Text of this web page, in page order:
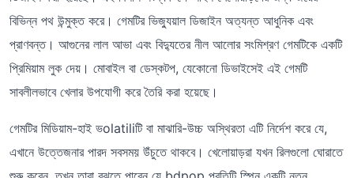
বিভিন্ন পথ উন্মুক্ত করে। গেমটির ভিজ্যুয়াল ডিজাইন অত্যন্ত আধুনিক এবং
প্রাণবন্ত। আগুনের লাল আভা এবং বিদ্যুতের নীল আলোর সংমিশ্রণ গেমটিকে একটি
প্রিমিয়াম লুক দেয়। মোবাইল বা ডেস্কটপ, যেকোনো ডিভাইসেই এই গেমটি
সাবলীলভাবে খেলার উপযোগী করে তৈরি করা হয়েছে।
গেমটির মিডিয়াম-হাই ভolatiliটি বা মাঝারি-উচ্চ অস্থিরতা এটি নির্দেশ করে যে,
এখানে উত্তেজনার পারদ সবসময় উঁচুতে থাকবে। খেলোয়াড়রা যখন রিলগুলো ঘোরাতে